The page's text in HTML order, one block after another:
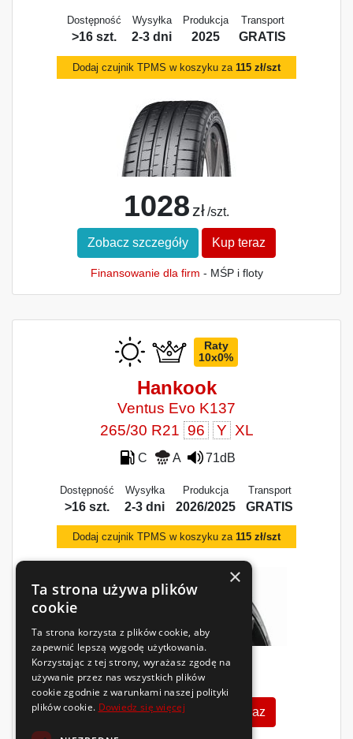
Dostępność
>16 szt.
Wysyłka
2-3 dni
Produkcja
2025
Transport
GRATIS
Dodaj czujnik TPMS w koszyku za 115 zł/szt
1028 zł/szt.
Zobacz szczegóły Kup teraz
Finansowanie dla firm - MŚP i floty
Raty
10x0%
Hankook
Ventus Evo K137
265/30 R21 96 Y XL
C A 71dB
Dostępność
>16 szt.
Wysyłka
2-3 dni
Produkcja
2026/2025
Transport
GRATIS
Dodaj czujnik TPMS w koszyku za 115 zł/szt
1038zł
Zobacz szczegóły Kup teraz
×
Ta strona używa plików
cookie
Ta strona korzysta z plików cookie, aby
zapewnić lepszą wygodę użytkowania.
Korzystając z tej strony, wyrażasz zgodę na
używanie przez nas wszystkich plików
cookie zgodnie z warunkami naszej polityki
plików cookie. Dowiedz się więcej